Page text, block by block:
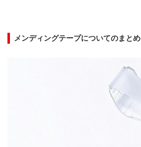
メンディングテープについてのまとめ